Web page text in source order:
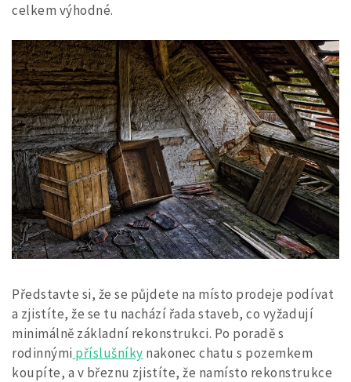
celkem výhodné.
Představte si, že se půjdete na místo prodeje podívat
a zjistíte, že se tu nachází řada staveb, co vyžadují
minimálně základní rekonstrukci. Po poradě s
rodinnými příslušníky nakonec chatu s pozemkem
koupíte, a v březnu zjistíte, že namísto rekonstrukce